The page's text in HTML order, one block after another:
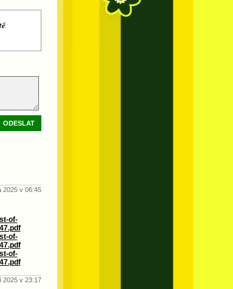
ODESLAT
2025 v 06:45
of-
of-
of-
2025 v 23:17